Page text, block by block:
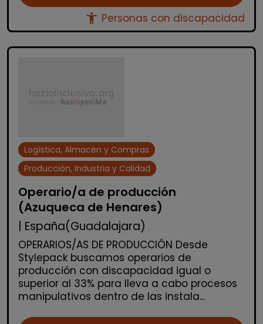
accessibility_new Personas con discapacidad
Logística, Almacén y Compras
Producción, Industria y Calidad
Operario/a de producción
(Azuqueca de Henares)
| España(Guadalajara)
OPERARIOS/AS DE PRODUCCIÓN Desde
Stylepack buscamos operarios de
producción con discapacidad igual o
superior al 33% para lleva a cabo procesos
manipulativos dentro de las instala...